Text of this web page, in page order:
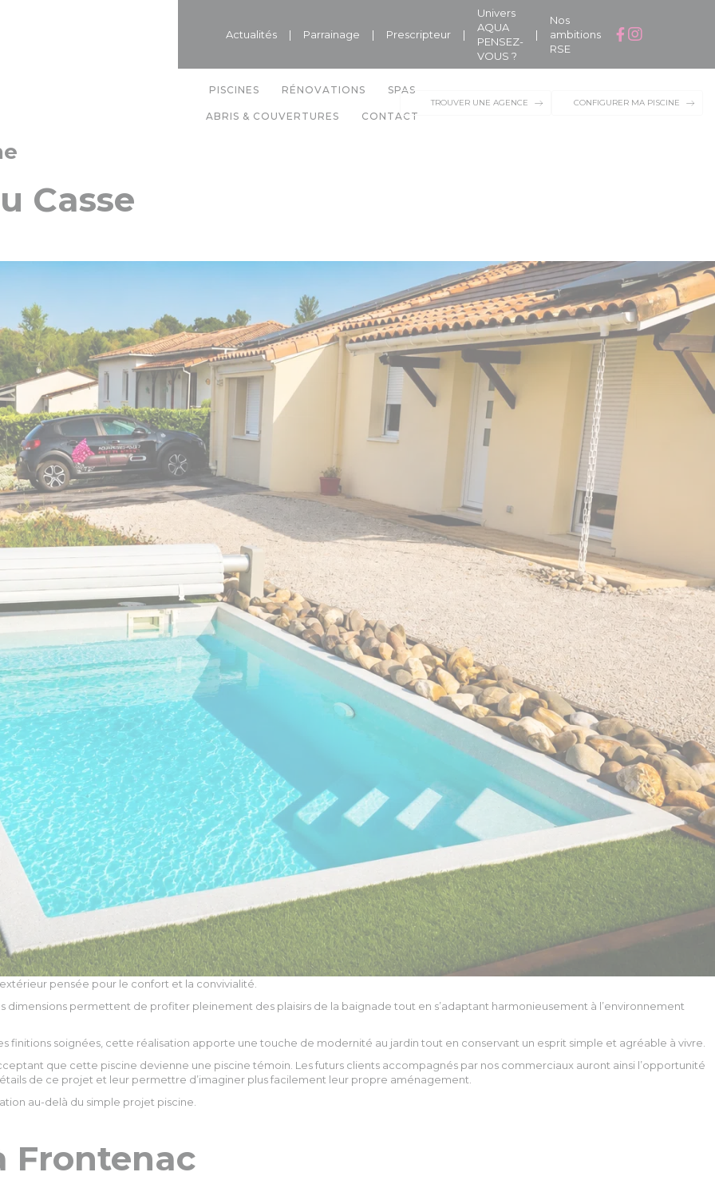
Actualités | Parrainage | Prescripteur |
Univers
AQUA
PENSEZ-
VOUS ?
|
Nos
ambitions
RSE
PISCINES RÉNOVATIONS SPAS
ABRIS & COUVERTURES CONTACT
TROUVER UNE AGENCE CONFIGURER MA PISCINE
Casse
pensée pour le confort et la convivialité.
dimensions permettent de profiter pleinement des plaisirs de la baignade tout en s’adaptant harmonieusement à l’environnement
finitions soignées, cette réalisation apporte une touche de modernité au jardin tout en conservant un esprit simple et agréable à vivre.
que cette piscine devienne une piscine témoin. Les futurs clients accompagnés par nos commerciaux auront ainsi l’opportunité
de ce projet et leur permettre d’imaginer plus facilement leur propre aménagement.
au-delà du simple projet piscine.
Frontenac